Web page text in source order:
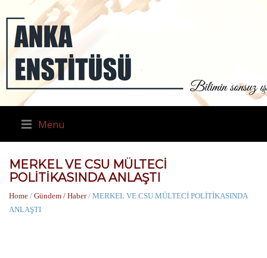
Menu
MERKEL VE CSU MÜLTECİ
POLİTİKASINDA ANLAŞTI
Home / Gündem / Haber/ MERKEL VE CSU MÜLTECİ POLİTİKASINDA
ANLAŞTI